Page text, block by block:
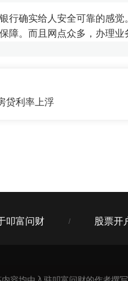
行确实给人安全可靠的感
障。而且网点众多，办理
入你们的#赚钱训练营群#
贷利率上浮
叩富问财 / 股票开